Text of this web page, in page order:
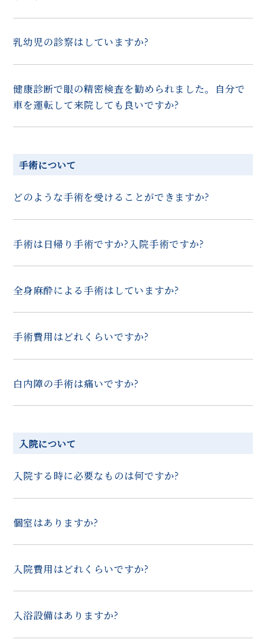
乳幼児の診察はしていますか?
健康診断で眼の精密検査を勧められました。自分で
車を運転して来院しても良いですか?
手術について
どのような手術を受けることができますか?
手術は日帰り手術ですか?入院手術ですか?
全身麻酔による手術はしていますか?
手術費用はどれくらいですか?
白内障の手術は痛いですか?
入院について
入院する時に必要なものは何ですか?
個室はありますか?
入院費用はどれくらいですか?
入浴設備はありますか?